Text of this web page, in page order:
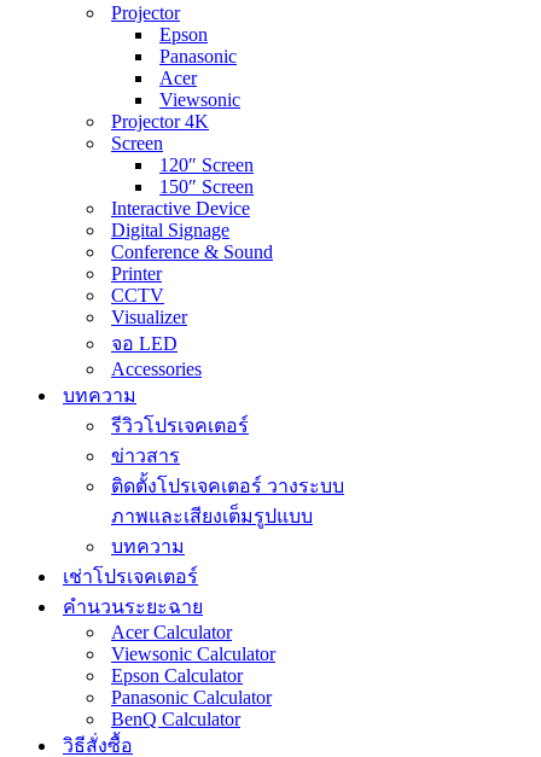
Projector
Epson
Panasonic
Acer
Viewsonic
Projector 4K
Screen
120″ Screen
150″ Screen
Interactive Device
Digital Signage
Conference & Sound
Printer
CCTV
Visualizer
จอ LED
Accessories
บทความ
รีวิวโปรเจคเตอร์
ข่าวสาร
ติดตั้งโปรเจคเตอร์ วางระบบ
ภาพและเสียงเต็มรูปแบบ
บทความ
เช่าโปรเจคเตอร์
คำนวนระยะฉาย
Acer Calculator
Viewsonic Calculator
Epson Calculator
Panasonic Calculator
BenQ Calculator
วิธีสั่งซื้อ